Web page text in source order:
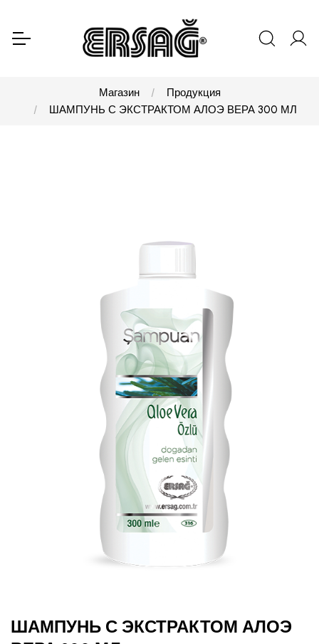
Магазин
Продукция
ШАМПУНЬ С ЭКСТРАКТОМ АЛОЭ ВЕРА 300 МЛ
ШАМПУНЬ С ЭКСТРАКТОМ АЛОЭ